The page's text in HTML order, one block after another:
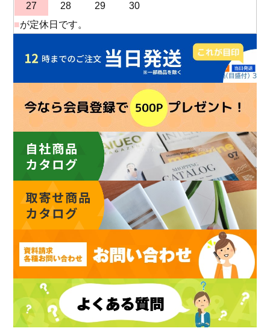
27
28 29
30
■が定休日です。